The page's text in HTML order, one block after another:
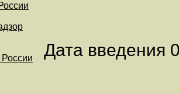
России Дата введения